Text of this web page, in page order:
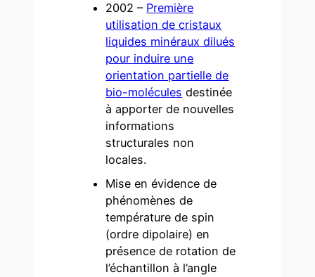
2002 – Première
utilisation de cristaux
liquides minéraux dilués
pour induire une
orientation partielle de
bio-molécules destinée
à apporter de nouvelles
informations
structurales non
locales.
Mise en évidence de
phénomènes de
température de spin
(ordre dipolaire) en
présence de rotation de
l’échantillon à l’angle